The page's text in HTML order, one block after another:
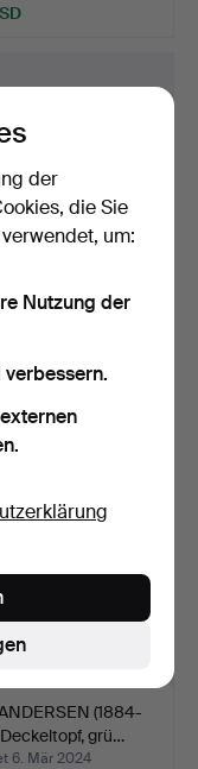
(1884-
grü…
6. Mär 2024
der
die Sie
um:
Nutzung der